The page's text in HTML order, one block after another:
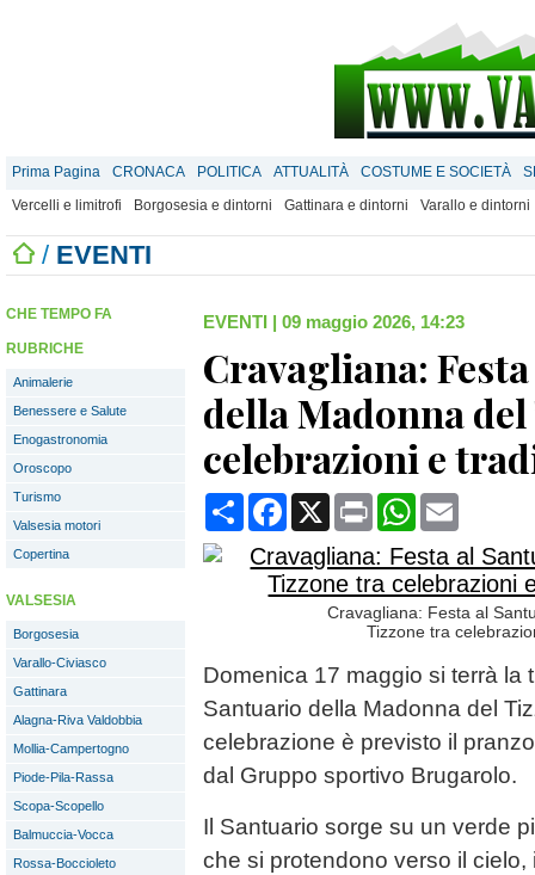
Prima Pagina CRONACA POLITICA ATTUALITÀ COSTUME E SOCIETÀ
Vercelli e limitrofi
Borgosesia e dintorni Gattinara e dintorni Varallo e dintorni
/ EVENTI
CHE TEMPO FA
RUBRICHE
Animalerie
Benessere e Salute
Enogastronomia
Oroscopo
Turismo
Valsesia motori
Copertina
VALSESIA
Borgosesia
Varallo-Civiasco
Gattinara
Alagna-Riva Valdobbia
Mollia-Campertogno
Piode-Pila-Rassa
Scopa-Scopello
Balmuccia-Vocca
Rossa-Boccioleto
EVENTI | 09 maggio 2026, 14:23
Cravagliana:
della Madonna
celebrazioni e
CondividiFacebook
X Print WhatsApp
Cravagliana: Festa al
Tizzone tra
Domenica 17 maggio si terrà la
Santuario della Madonna del
celebrazione è previsto il
dal Gruppo sportivo Brugarolo.
Il Santuario sorge su un verde
che si protendono verso il